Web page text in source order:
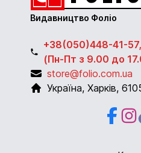
Видавництво Фоліо
+38(050)448-41-
(Пн-Пт з 9.00 до
store@folio.com.ua
Україна, Харків,